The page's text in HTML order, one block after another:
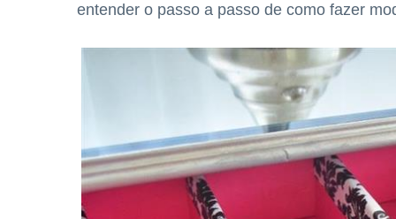
entender o passo a passo de como fazer